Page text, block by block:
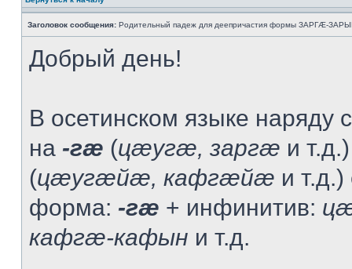
Заголовок сообщения: Родительный падеж для деепричастия формы ЗАРГÆ-
Добрый день!
В осетинском языке наряду
на -гæ (цæугæ, заргæ и
(цæугæйæ, кафгæйæ и
форма: -гæ + инфинитив:
кафгæ-кафын и т.д.